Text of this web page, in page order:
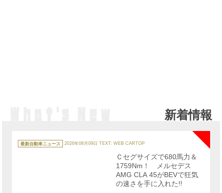
新着情報
テ
ゴ
最新自動車ニュース 2026年08月09日 TEXT: WEB CARTOP
NEW
Ｃセグサイズで680馬力＆
1759Nm！ メルセデス
AMG CLA 45がBEVで狂気
の速さを手に入れた!!